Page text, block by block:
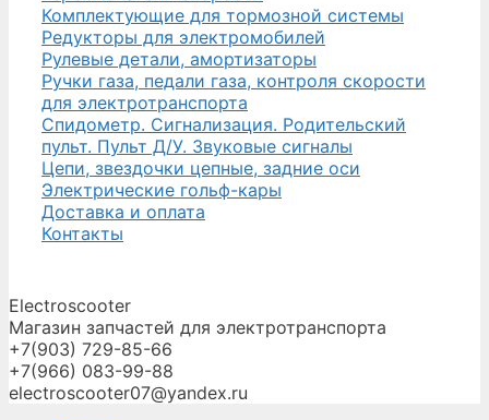
Комплектующие для тормозной системы
Редукторы для электромобилей
Рулевые детали, амортизаторы
Ручки газа, педали газа, контроля скорости
для электротранспорта
Спидометр. Сигнализация. Родительский
пульт. Пульт Д/У. Звуковые сигналы
Цепи, звездочки цепные, задние оси
Электрические гольф-кары
Доставка и оплата
Контакты
Electroscooter
Магазин запчастей для электротранспорта
+7(903) 729-85-66
+7(966) 083-99-88
electroscooter07@yandex.ru